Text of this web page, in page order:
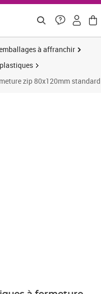
à affranchir
zip 80x120mm